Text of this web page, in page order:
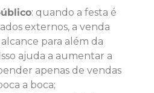
: quando a festa é
externos, a venda
para além da
ajuda a aumentar a
apenas de vendas
a boca;